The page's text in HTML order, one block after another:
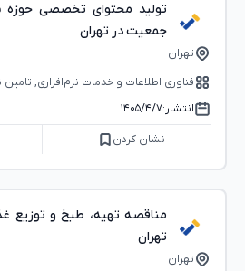
تولید محتوای تخصصی حوزه
جمعیت در تهران
تهران
فناوری اطلاعات و خدمات نرم‌افزاری,
عمومی
انتشار:۱۴۰۵/۴/۷
نشان کردن
مناقصه تهیه، طبخ و توزیع
تهران
تهران